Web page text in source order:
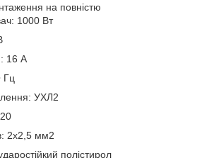
на повністю
1000 Вт
16 А
Гц
УХЛ2
2х2,5 мм2
полістирол